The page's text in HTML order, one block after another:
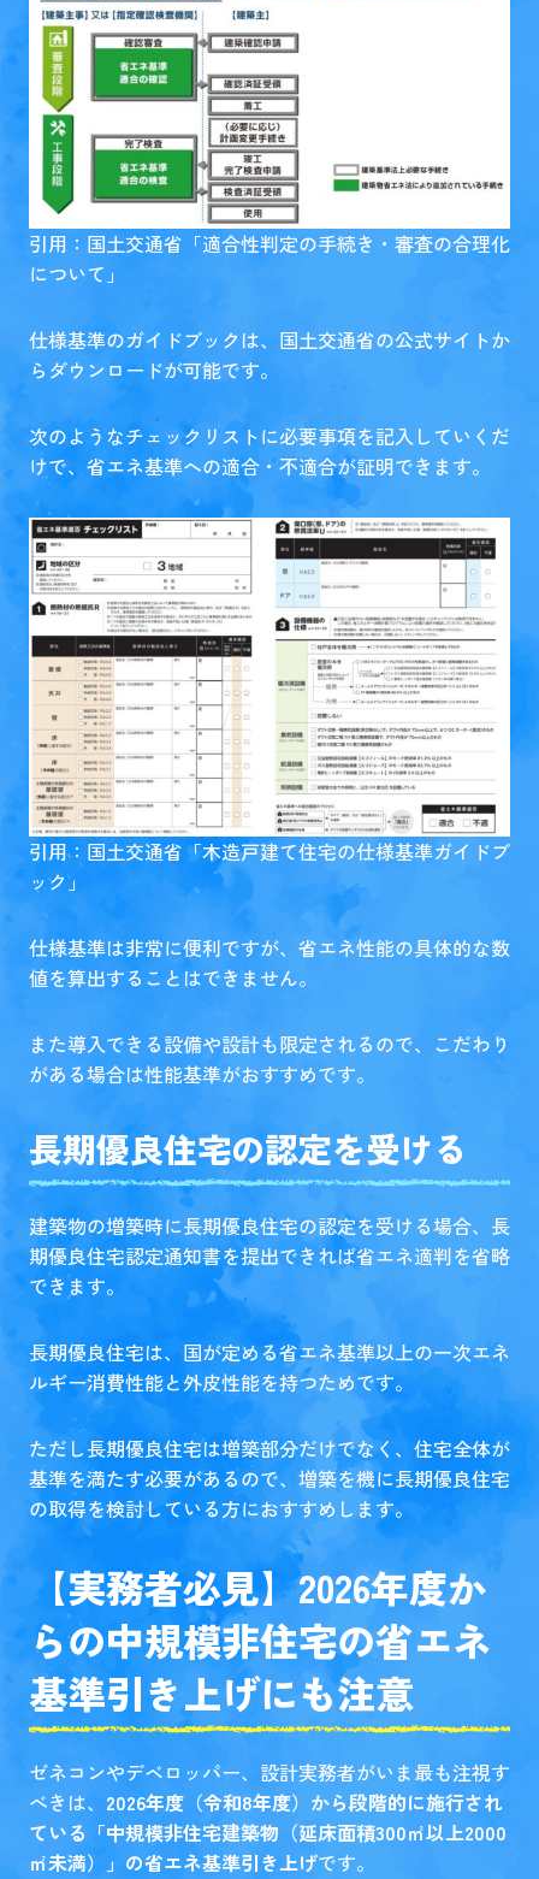
引用：国土交通省「適合性判定の手続き・審査の合理化
について 」
仕様基準のガイドブックは、国土交通省の公式サイトか
らダウンロードが可能です。
次のようなチェックリストに必要事項を記入していくだ
けで、省エネ基準への適合・不適合が証明できます。
引用：国土交通省「木造戸建て住宅の仕様基準ガイドブ
ック」
仕様基準は非常に便利ですが、省エネ性能の具体的な数
値を算出することはできません。
また導入できる設備や設計も限定されるので、こだわり
がある場合は性能基準がおすすめです。
長期優良住宅の認定を受ける
建築物の増築時に長期優良住宅の認定を受ける場合、長
期優良住宅認定通知書を提出できれば省エネ適判を省略
できます。
長期優良住宅は、国が定める省エネ基準以上の一次エネ
ルギー消費性能と外皮性能を持つためです。
ただし長期優良住宅は増築部分だけでなく、住宅全体が
基準を満たす必要があるので、増築を機に長期優良住宅
の取得を検討している方におすすめします。
【実務者必見】2026年度か
らの中規模非住宅の省エネ
基準引き上げにも注意
ゼネコンやデベロッパー、設計実務者がいま最も注視す
べきは、 2026年度（令和8年度）から段階的に施行され
ている「中規模非住宅建築物（延床面積300㎡以上2000
㎡未満）」の省エネ基準引き上げです。